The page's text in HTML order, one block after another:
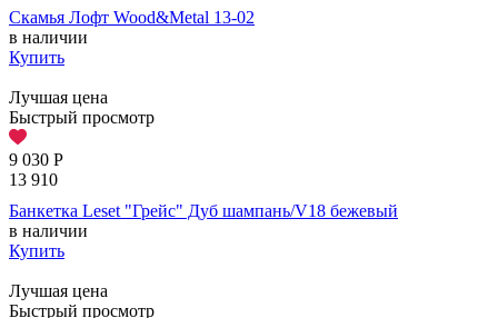
Скамья Лофт Wood&Metal 13-02
в наличии
Купить
Лучшая цена
Быстрый просмотр
9 030 Р
13 910
Банкетка Leset "Грейс" Дуб шампань/V18 бежевый
в наличии
Купить
Лучшая цена
Быстрый просмотр